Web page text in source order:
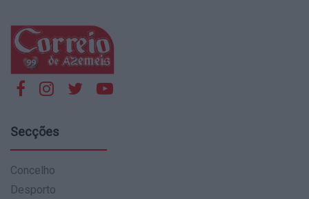
Secções
Concelho
Desporto